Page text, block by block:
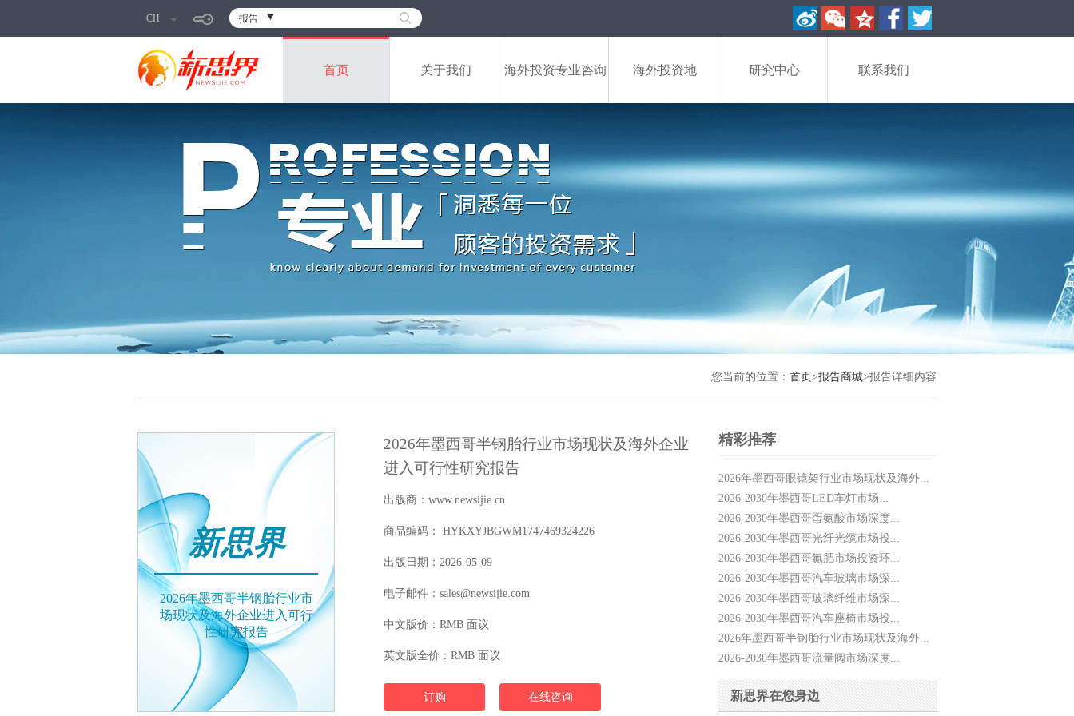
CH 报告
首页 关于我们 海外投资专业咨询 海外投资地 研究中心 联系我们
您当前的位置： 首页>报告商城>报告详细内容
新思界
2026年墨西哥半钢胎行业市
场现状及海外企业进入可行
性研究报告
2026年墨西哥半钢胎行业市场现状及海外企业
进入可行性研究报告
出版商：www.newsijie.cn
商品编码： HYKXYJBGWM1747469324226
出版日期：2026-05-09
电子邮件：sales@newsijie.com
中文版价：RMB 面议
英文版全价：RMB 面议
订购 在线咨询
精彩推荐
2026年墨西哥眼镜架行业市场现状及海外...
2026-2030年墨西哥LED车灯市场...
2026-2030年墨西哥蛋氨酸市场深度...
2026-2030年墨西哥光纤光缆市场投...
2026-2030年墨西哥氮肥市场投资环...
2026-2030年墨西哥汽车玻璃市场深...
2026-2030年墨西哥玻璃纤维市场深...
2026-2030年墨西哥汽车座椅市场投...
2026年墨西哥半钢胎行业市场现状及海外...
2026-2030年墨西哥流量阀市场深度...
新思界在您身边